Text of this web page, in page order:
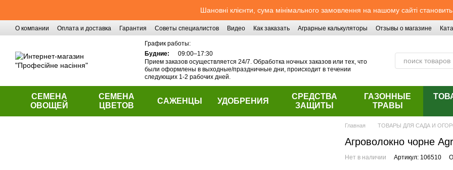
Шановні клієнти, сума мінімального замовлення на нашому сайті
О компании Оплата и доставка Гарантия Советы специалистов Видео Как заказать Аграрные калькуляторы Отзывы о магазине
График работы:
Будние:
09:00–17:30
Прием заказов осуществляется 24/7. Обработка ночных заказов или тех, что
были оформлены в выходные/праздничные дни, происходит в течении
следующих 1-2 рабочих дней.
СЕМЕНА
ОВОЩЕЙ
СЕМЕНА
ЦВЕТОВ
САЖЕНЦЫ УДОБРЕНИЯ
СРЕДСТВА
ЗАЩИТЫ
ГАЗОННЫЕ
ТРАВЫ
Главная ТОВАРЫ ДЛЯ САДА И
Агроволокно чорне
Нет в наличии Артикул: 106510